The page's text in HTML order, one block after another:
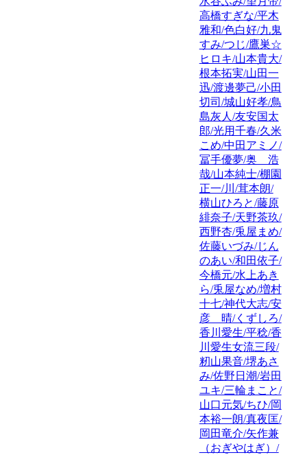
高橋すぎな/平木
雅和/色白好/九鬼
すみ/つじ/鷹巣☆
ヒロキ/山本貴大/
根本拓実/山田一
迅/渡邊夢己/小田
切司/城山好孝/鳥
島灰人/友安国太
郎/光用千春/久米
こめ/中田アミノ/
冨手優夢/奥 浩
哉/山本純士/棚園
正一/川/茸本朗/
横山ひろと/藤原
緋奈子/天野茶玖/
西野杏/兎屋まめ/
佐藤いづみ/じん
のあい/和田依子/
今橋元/水上あき
ら/兎屋なめ/増村
十七/神代大志/安
彦 晴/くずしろ/
香川愛生/平稔/香
川愛生女流三段/
籾山果音/堺あさ
み/佐野日潮/岩田
ユキ/三輪まこと/
山口元気/ちひ/岡
本裕一朗/真夜匡/
岡田竜介/矢作兼
（おぎやはぎ）/